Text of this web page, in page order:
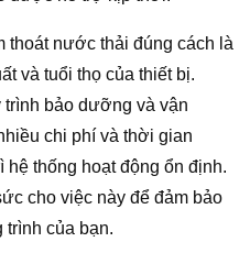
nước thải đúng cách là
và tuổi thọ của thiết bị.
trình bảo dưỡng và vận
chi phí và thời gian
thống hoạt động ổn định.
cho việc này để đảm bảo
trình của bạn.